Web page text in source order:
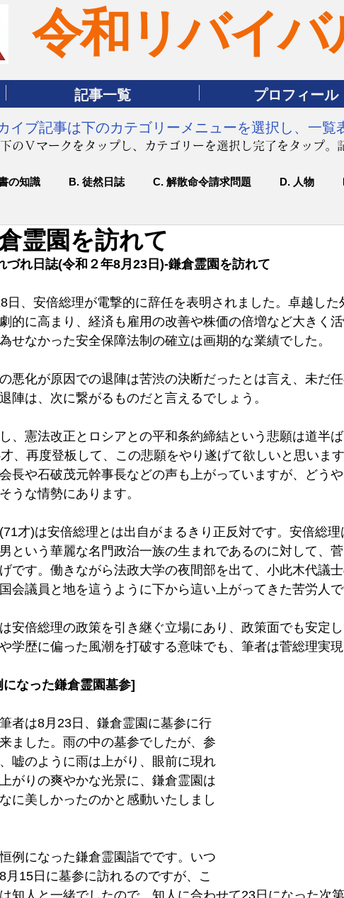
令和リバイバ
記事一覧 プロフィール
イブ記事は下のカテゴリーメニューを選択し、一覧
のＶマークをタップし、カテゴリーを選択し完了をタップ。
の知識 B. 徒然日誌 C. 解散命令請求問題 D. 人物
霊園を訪れて
づれ日誌(令和２年8月23日)-鎌倉霊園を訪れて
日、安倍総理が電撃的に辞任を表明されました。卓越し
的に高まり、経済も雇用の改善や株価の倍増など大きく
せなかった安全保障法制の確立は画期的な業績でした。
悪化が原因での退陣は苦渋の決断だったとは言え、未だ
陣は、次に繋がるものだと言えるでしょう。
、憲法改正とロシアとの平和条約締結という悲願は道半
、再度登板して、この悲願をやり遂げて欲しいと思いま
長や石破茂元幹事長などの声も上がっていますが、どう
うな情勢にあります。
才)は安倍総理とは出自がまるきり正反対です。安倍総
という華麗な名門政治一族の生まれであるのに対して、
です。働きながら法政大学の夜間部を出て、小此木代議
会議員と地を這うように下から這い上がってきた苦労人で
安倍総理の政策を引き継ぐ立場にあり、政策面でも安定
学歴に偏った風潮を打破する意味でも、筆者は菅総理実現
になった鎌倉霊園墓参]
者は8月23日、鎌倉霊園に墓参に行
ました。雨の中の墓参でしたが、参
嘘のように雨は上がり、眼前に現れ
がりの爽やかな光景に、鎌倉霊園は
に美しかったのかと感動いたしまし
例になった鎌倉霊園詣でです。いつ
月15日に墓参に訪れるのですが、こ
知人と一緒でしたので、知人に合わせて23日になった次第